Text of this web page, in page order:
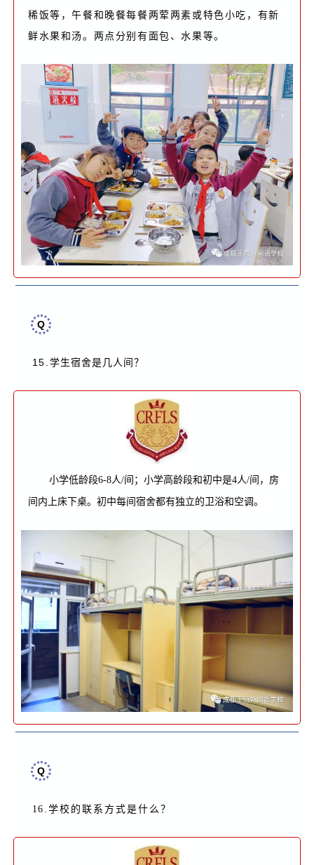
稀饭等，午餐和晚餐每餐两荤两素或特色小吃，有新
鲜水果和汤。两点分别有面包、水果等。
Q
15. 学生宿舍是几人间 ？
小学低龄段6-8人/间；小学高龄段和初中是4人/间，房
间内上床下桌。初中每间宿舍都有独立的卫浴和空调。
Q
16. 学校的联系方式是什么 ？